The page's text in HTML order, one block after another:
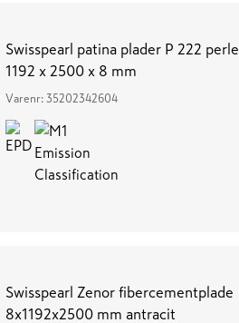
Swisspearl patina plader P 222 perle
1192 x 2500 x 8 mm
Varenr: 35202342604
Swisspearl Zenor fibercementplade
8x1192x2500 mm antracit